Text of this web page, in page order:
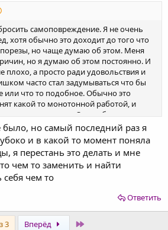
самоповреждение. Я не очень
хотя обычно это доходит до того что
но чаще думаю об этом. Меня
но я думаю об этом постоянно. И
плохо, а просто ради удовольствия и
часто стал задумываться что бы
или что то подобное. Обычно это
какой то монотонной работой, и
в голове говорят. Очень боюсь что
перестанут действовать и я
собой. И возможно я порой не вижу
и не хочу бросать это, но на
понимаю что это нужно бросать. Что
Я не могу обратиться к
но самый последний раз я
и в какой то момент поняла
я перестань это делать и мне
чем то заменить и найти
себя чем то
Ответить
3 Вперёд